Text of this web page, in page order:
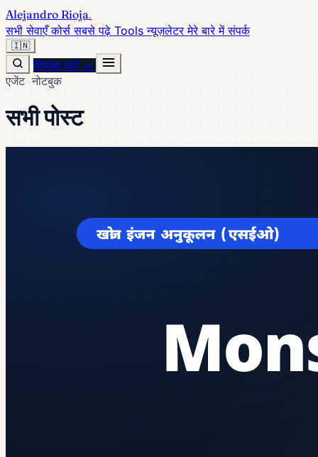
Alejandro Rioja.
सभी सेवाएँकोर्ससबसे पढ़े Toolsन्यूज़लेटरमेरे बारे मेंसंपर्क
🇮🇳
नियुक्त करें →
एजेंट नोटबुक
सभी पोस्ट